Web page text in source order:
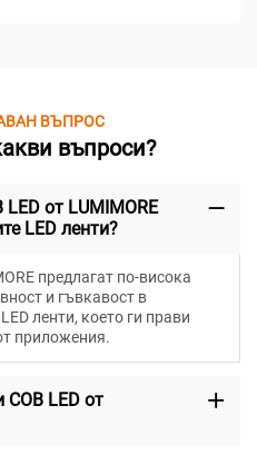
ВЪПРОС
въпроси?
от LUMIMORE
LED ленти?
предлагат по-висока
и гъвкавост в
ленти, което ги прави
приложения.
LED от